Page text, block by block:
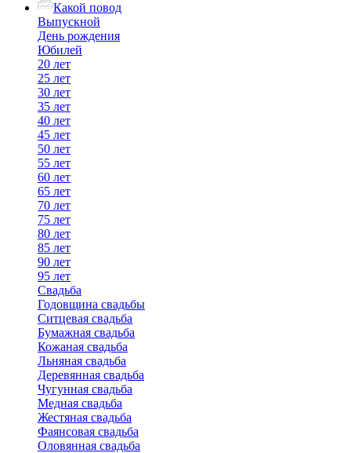
Какой повод
Выпускной
День рождения
Юбилей
20 лет
25 лет
30 лет
35 лет
40 лет
45 лет
50 лет
55 лет
60 лет
65 лет
70 лет
75 лет
80 лет
85 лет
90 лет
95 лет
Свадьба
Годовщина свадьбы
Ситцевая свадьба
Бумажная свадьба
Кожаная свадьба
Льняная свадьба
Деревянная свадьба
Чугунная свадьба
Медная свадьба
Жестяная свадьба
Фаянсовая свадьба
Оловянная свадьба